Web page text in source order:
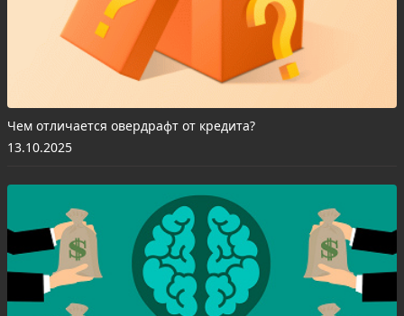
Чем отличается овердрафт от кредита?
13.10.2025